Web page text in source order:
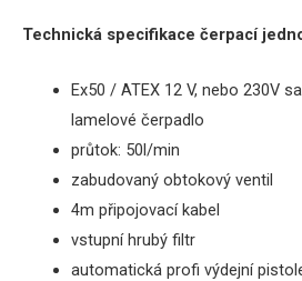
Technická specifikace čerpací
Ex50 / ATEX 12 V, nebo 230V
lamelové čerpadlo
průtok: 50l/min
zabudovaný obtokový ventil
4m připojovací kabel
vstupní hrubý filtr
automatická profi výdejní